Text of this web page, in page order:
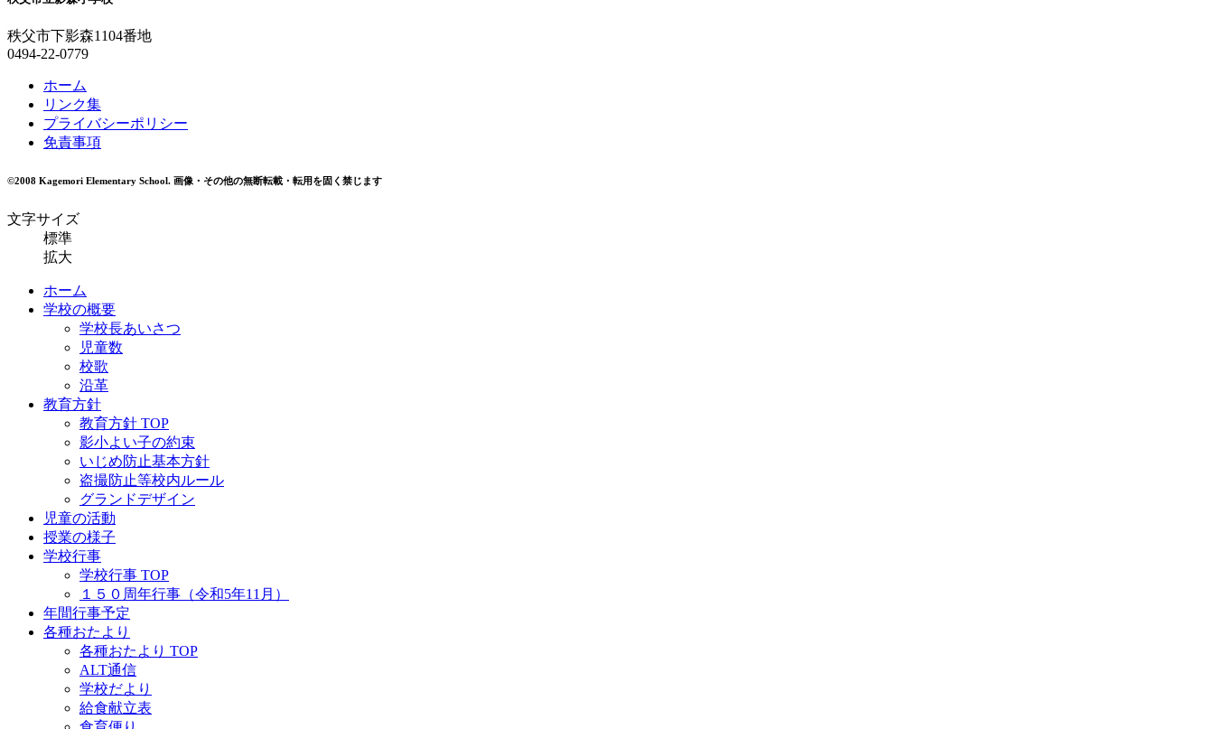
秩父市下影森1104番地
0494-22-0779
ホーム
リンク集
プライバシーポリシー
免責事項
©2008 Kagemori Elementary School. 画像・その他の無断転載・転用を固く禁じます
文字サイズ
標準
拡大
ホーム
学校の概要
学校長あいさつ
児童数
校歌
沿革
教育方針
教育方針 TOP
影小よい子の約束
いじめ防止基本方針
盗撮防止等校内ルール
グランドデザイン
児童の活動
授業の様子
学校行事
学校行事 TOP
１５０周年行事（令和5年11月）
年間行事予定
各種おたより
各種おたより TOP
ALT通信
学校だより
給食献立表